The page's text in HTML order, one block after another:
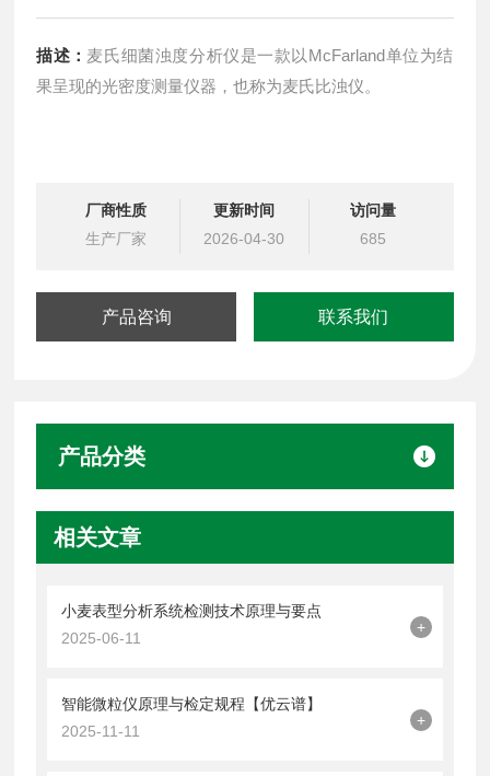
描述： 麦氏细菌浊度分析仪是一款以McFarland单位为结
果呈现的光密度测量仪器，也称为麦氏比浊仪。
厂商性质
生产厂家
更新时间
2026-04-30
访问量
685
产品咨询 联系我们
产品分类
相关文章
小麦表型分析系统检测技术原理与要点
2025-06-11
+
智能微粒仪原理与检定规程【优云谱】
2025-11-11
+